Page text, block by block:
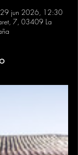
jun 2026, 12:30
7, 03409 La